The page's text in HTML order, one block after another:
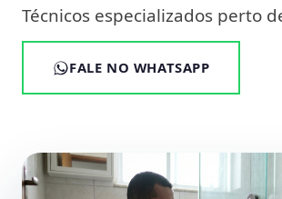
Técnicos especializados perto
FALE NO WHATSAPP